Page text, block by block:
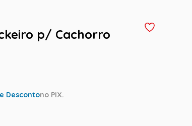
p/ Cachorro
Descontono PIX.